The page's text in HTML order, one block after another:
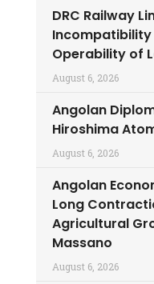
DRC Railway
Incompatibility
Operability of
August 6, 2026
Angolan
Hiroshima
August 6, 2026
Angolan
Long
Agricultural
Massano
August 6, 2026